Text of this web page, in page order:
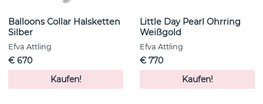
Balloons Collar Halsketten
Silber
Efva Attling
€ 670
Kaufen!
Little Day Pearl Ohrring
Weißgold
Efva Attling
€ 770
Kaufen!